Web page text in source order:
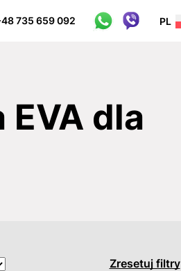
735 659 092 PL
dla
Zresetuj filtry